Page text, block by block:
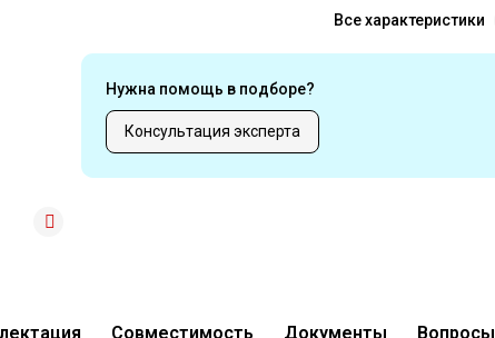
Все характеристики
Нужна помощь в подборе?
Консультация эксперта
Совместимость Документы Вопросы